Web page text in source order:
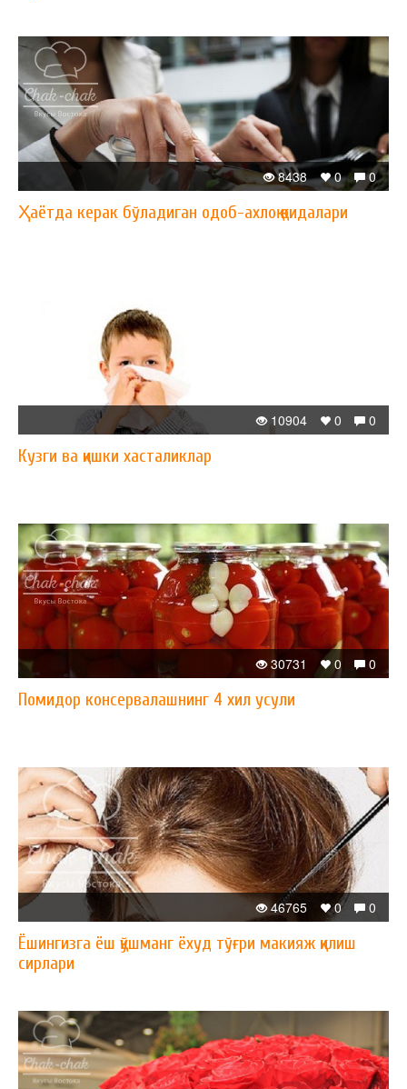
0
0
8438
Ҳаётда керак бўладиган одоб-ахлоқ қоидалари
0
0
10904
Кузги ва қишки хасталиклар
0
0
30731
Помидор консервалашнинг 4 хил усули
0
0
46765
Ёшингизга ёш қўшманг ёхуд тўғри макияж қилиш
сирлари